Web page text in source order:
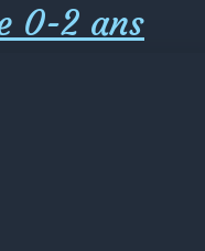
0-2 ans